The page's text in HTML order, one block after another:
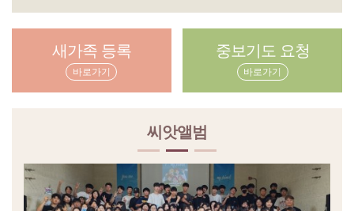
새가족 등록
바로가기
중보기도 요청
바로가기
씨앗앨범